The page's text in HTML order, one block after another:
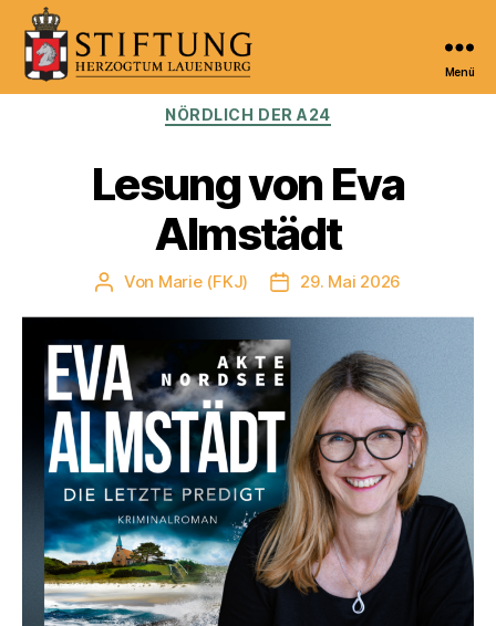
Kulturportal
Herzogtum
Lauenburg
Menü
Kategorien
NÖRDLICH DER A24
Lesung von Eva
Almstädt
Beitragsautor
Von Marie (FKJ) Veröffentlichungsdatum
29. Mai 2026